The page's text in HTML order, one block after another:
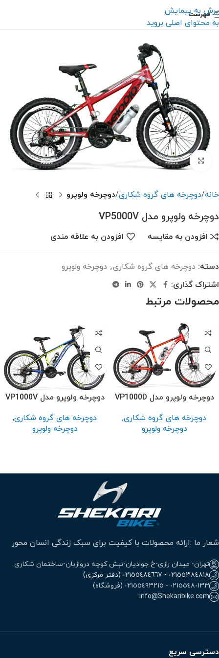
پرش به پیمایش
به محتوای اصلی بروید
فهرست
بزرگنمایی تصویر
خانه دوچرخه های گروه شکاری دوچرخه ولوپرو
دوچرخه ولوپرو مدل VP5000V
افزودن به مقایسه افزودن به علاقه مندی
دسته: دوچرخه های گروه شکاری, دوچرخه ولوپرو
اشتراک گذاری:
محصولات مرتبط
دوچرخه ولوپرو مدل VP1000D
دوچرخه های گروه شکاری,
دوچرخه ولوپرو
دوچرخه ولوپرو مدل VP1000V
دوچرخه های گروه شکاری,
دوچرخه ولوپرو
شعار ما :ارائه محصولات با کیفیت برای سبک زندگی انسان محور
تهران- میدان رازی-خ جوادیان-نبش کوچه دروازبان-ساختمان شکاری
٠٢١٥٥٣٨٤٨١٨ - ٠٢١٥٥٤٨٤٦٦٧ (دفتر مرکزی)
٠٢١٥٥٤٨٠١٣٣ - ٠٢١٥٥٤٩٣٢١٥ (فروشگاه)
info@Shekaribike.com
دسترسی سریع